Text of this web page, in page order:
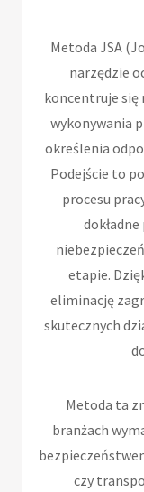
Metoda JSA
narzędzie
koncentruje się
wykonywania
określenia
Podejście to
procesu
etapie.
eliminację
skutecznych
Metoda ta
branżach
czy